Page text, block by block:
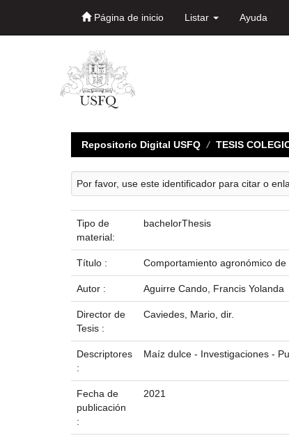
Página de inicio Listar Ayuda
Repositorio Digital USFQ TESIS
Por favor, use este identificador para citar o
Tipo de
material:
bachelorThesis
Título : Comportamiento agronómico
Autor : Aguirre Cando, Francis Yolanda
Director de
Tesis :
Caviedes, Mario, dir.
Descriptores
:
Maíz dulce - Investigaciones -
Fecha de
publicación
:
2021